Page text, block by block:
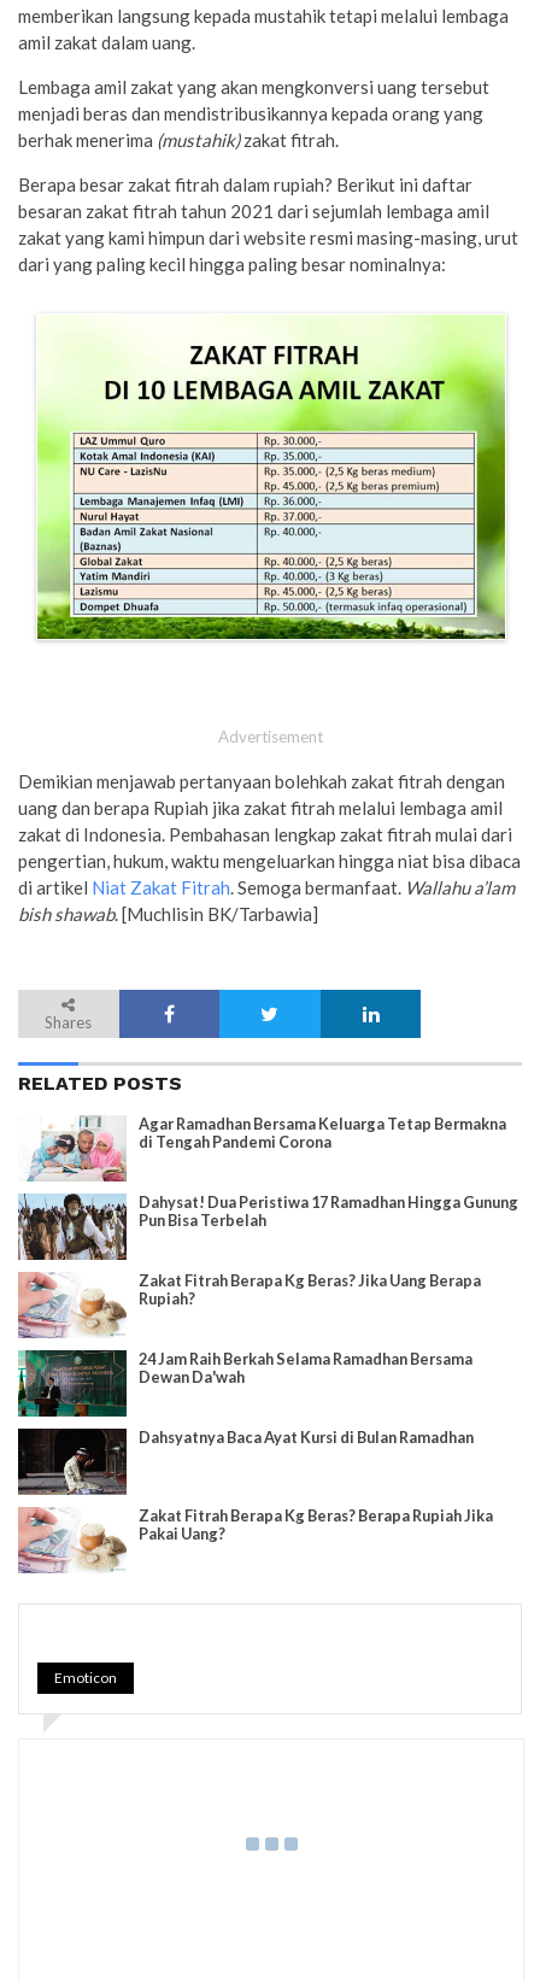
memberikan langsung kepada mustahik tetapi melalui lembaga
amil zakat dalam uang.
Lembaga amil zakat yang akan mengkonversi uang tersebut
menjadi beras dan mendistribusikannya kepada orang yang
berhak menerima (mustahik)zakat fitrah.
Berapa besar zakat fitrah dalam rupiah? Berikut ini daftar
besaran zakat fitrah tahun 2021 dari sejumlah lembaga amil
zakat yang kami himpun dari website resmi masing-masing, urut
dari yang paling kecil hingga paling besar nominalnya:
Advertisement
Demikian menjawab pertanyaan bolehkah zakat fitrah dengan
uang dan berapa Rupiah jika zakat fitrah melalui lembaga amil
zakat di Indonesia. Pembahasan lengkap zakat fitrah mulai dari
pengertian, hukum, waktu mengeluarkan hingga niat bisa dibaca
di artikel Niat Zakat Fitrah. Semoga bermanfaat. Wallahu a’lam
bish shawab. [Muchlisin BK/Tarbawia]
Shares
RELATED POSTS
Agar Ramadhan Bersama Keluarga Tetap Bermakna
di Tengah Pandemi Corona
Dahysat! Dua Peristiwa 17 Ramadhan Hingga Gunung
Pun Bisa Terbelah
Zakat Fitrah Berapa Kg Beras? Jika Uang Berapa
Rupiah?
24 Jam Raih Berkah Selama Ramadhan Bersama
Dewan Da'wah
Dahsyatnya Baca Ayat Kursi di Bulan Ramadhan
Zakat Fitrah Berapa Kg Beras? Berapa Rupiah Jika
Pakai Uang?
Emoticon